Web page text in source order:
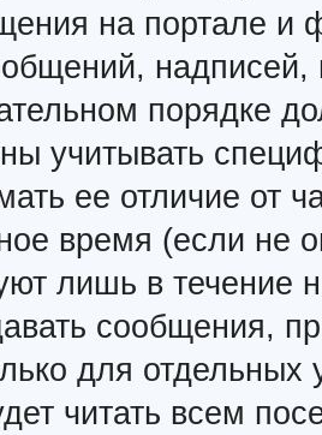
на портале и
порядке
учитывать
ее отличие от
время (если не
лишь в течение
сообщения,
для
читать всем